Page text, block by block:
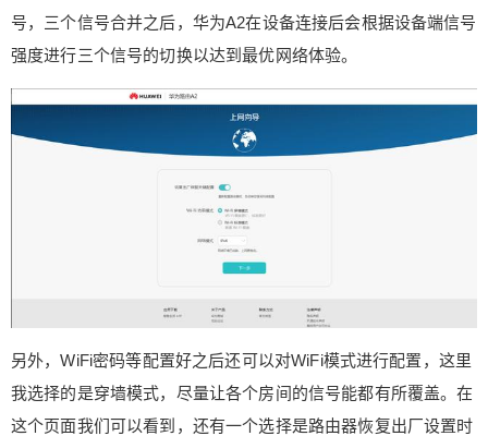
号，三个信号合并之后，华为A2在设备连接后会根据设备端信号
强度进行三个信号的切换以达到最优网络体验。
另外，WiFi密码等配置好之后还可以对WiFi模式进行配置，这里
我选择的是穿墙模式，尽量让各个房间的信号能都有所覆盖。在
这个页面我们可以看到，还有一个选择是路由器恢复出厂设置时